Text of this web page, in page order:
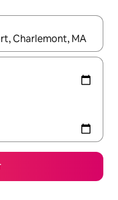
explore-os